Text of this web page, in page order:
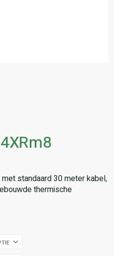
standaard 30 meter kabel,
thermische